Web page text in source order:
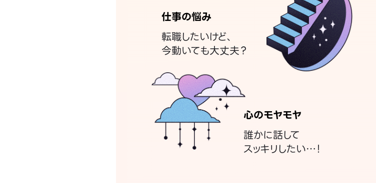
仕事の悩み
転職したいけど、
今動いても大丈夫？
心のモヤモヤ
誰かに話して
スッキリしたい…！